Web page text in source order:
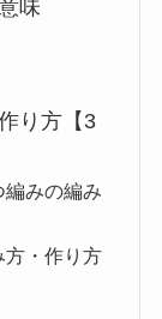
味
り方【3
編みの編み
方・作り方